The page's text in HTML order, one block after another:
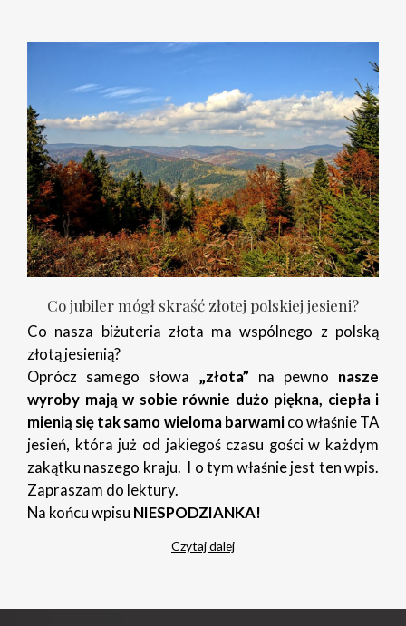
Co jubiler mógł skraść złotej polskiej jesieni?
Co nasza biżuteria złota ma wspólnego z polską
złotą jesienią?
Oprócz samego słowa „złota” na pewno nasze
wyroby mają w sobie równie dużo piękna, ciepła i
mienią się tak samo wieloma barwamico właśnie TA
jesień, która już od jakiegoś czasu gości w każdym
zakątku naszego kraju. I o tym właśnie jest ten wpis.
Zapraszam do lektury.
Na końcu wpisu NIESPODZIANKA!
Czytaj dalej